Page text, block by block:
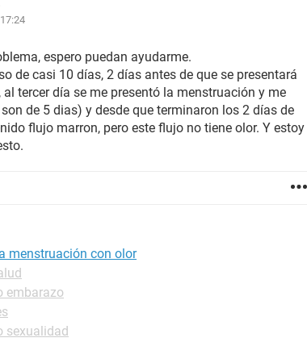
espero puedan ayudarme.
de casi 10 días, 2 días antes de que se presentará
, al tercer día se me presentó la menstruación y me
de 5 dias) y desde que terminaron los 2 días de
flujo marron, pero este flujo no tiene olor. Y estoy
menstruación con olor
embarazo
sexualidad